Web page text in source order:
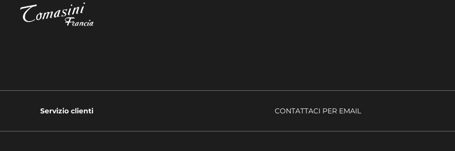
Servizio clienti CONTATTACI PER EMAIL